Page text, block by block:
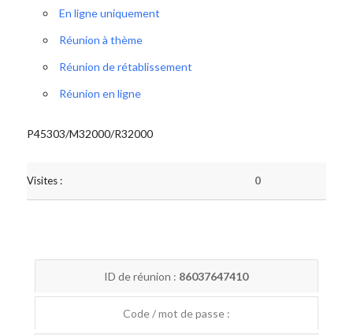
En ligne uniquement
Réunion à thème
Réunion de rétablissement
Réunion en ligne
P45303/M32000/R32000
Visites : 0
ID de réunion : 86037647410
Code / mot de passe :